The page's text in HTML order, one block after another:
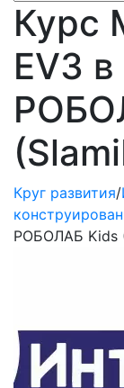
Курс
EV3
Круг развития/
РОБОЛАБ Kids